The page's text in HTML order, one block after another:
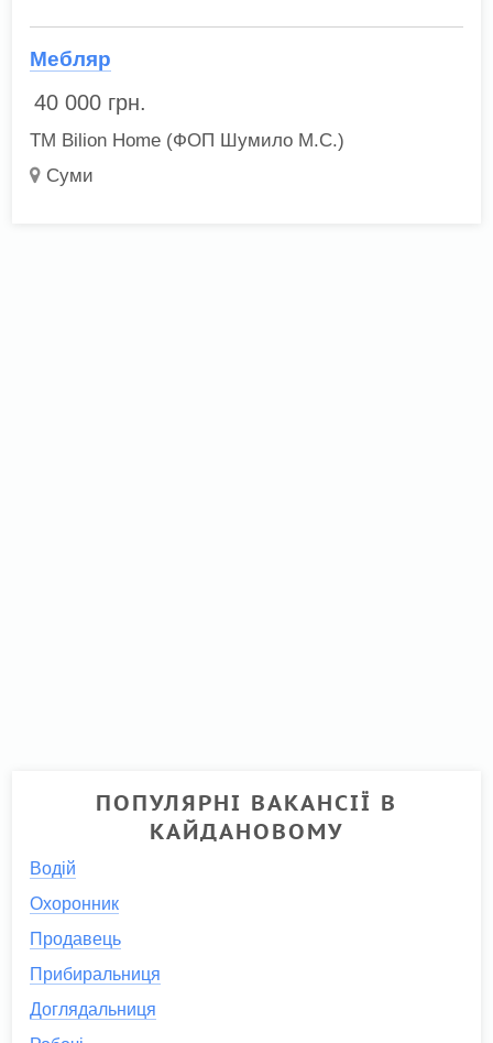
Мебляр
40 000 грн.
ТМ Bilion Home (ФОП Шумило М.С.)
Суми
ПОПУЛЯРНІ ВАКАНСІЇ В
КАЙДАНОВОМУ
Водій
Охоронник
Продавець
Прибиральниця
Доглядальниця